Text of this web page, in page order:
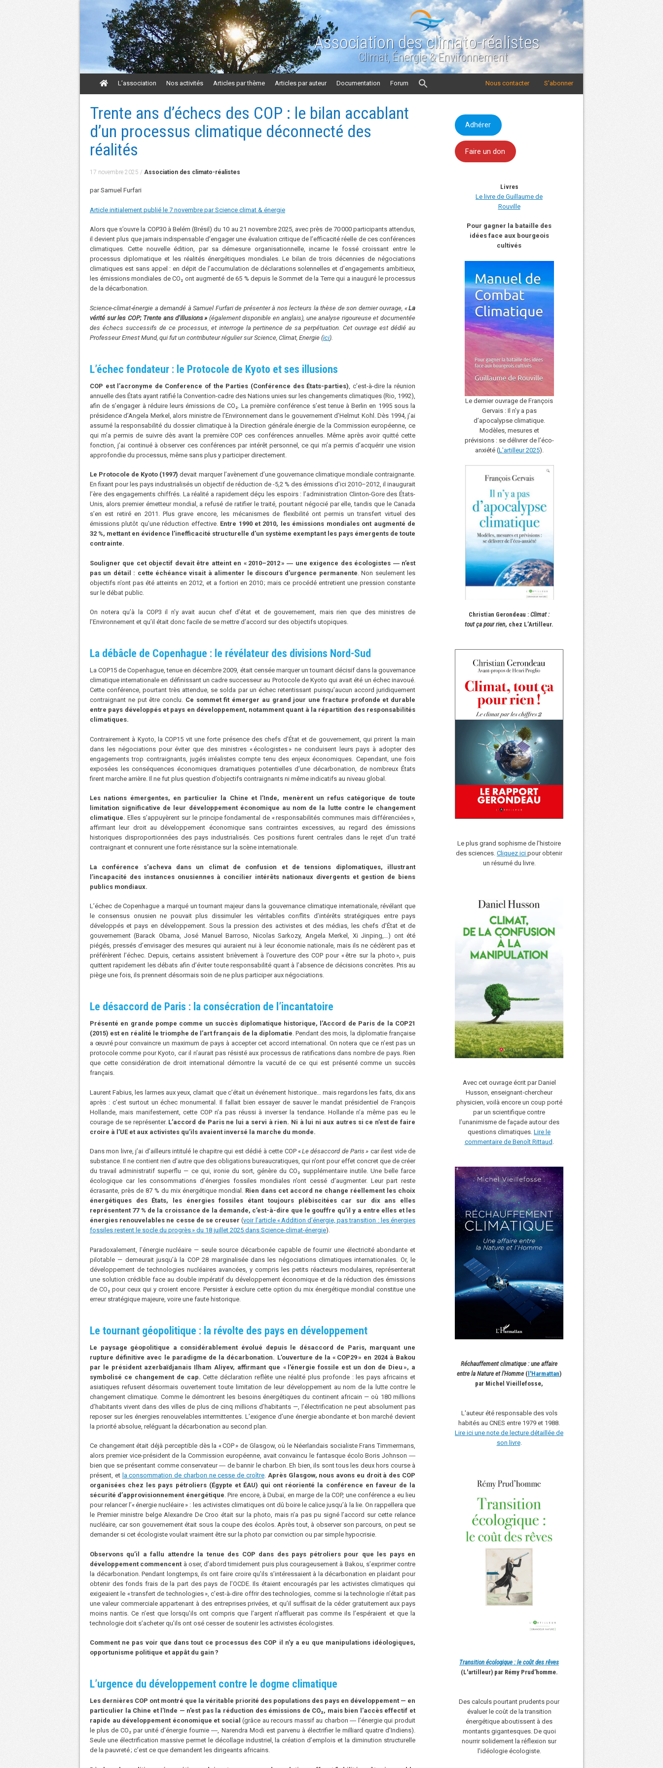
Association des climato-réalistes
Climat, Énergie & Environnement
L’association Nos activités Articles par thème Articles par auteur Documentation Forum S'abonner
Nous contacter
Trente ans d’échecs des COP : le bilan accablant
d’un processus climatique déconnecté des
réalités
17 novembre 2025 / Association des climato-réalistes
par Samuel Furfari
Article initialement publié le 7 novembre par Science climat & énergie
Alors que s’ouvre la COP30 à Belém (Brésil) du 10 au 21 novembre 2025, avec près de 70 000 participants attendus,
il devient plus que jamais indispensable d’engager une évaluation critique de l’efficacité réelle de ces conférences
climatiques. Cette nouvelle édition, par sa démesure organisationnelle, incarne le fossé croissant entre le
processus diplomatique et les réalités énergétiques mondiales. Le bilan de trois décennies de négociations
climatiques est sans appel : en dépit de l’accumulation de déclarations solennelles et d’engagements ambitieux,
les émissions mondiales de CO₂ ont augmenté de 65 % depuis le Sommet de la Terre qui a inauguré le processus
de la décarbonation.
Science-climat-énergie a demandé à Samuel Furfari de présenter à nos lecteurs la thèse de son dernier ouvrage, «La
vérité sur les COP; Trente ans d’illusions» (également disponible en anglais), une analyse rigoureuse et documentée
des échecs successifs de ce processus, et interroge la pertinence de sa perpétuation. Cet ouvrage est dédié au
Professeur Ernest Mund, qui fut un contributeur régulier sur Science, Climat, Energie (ici).
L’échec fondateur : le Protocole de Kyoto et ses illusions
COP est l’acronyme de Conference of the Parties (Conférence des États-parties) , c’est-à-dire la réunion
annuelle des États ayant ratifié la Convention-cadre des Nations unies sur les changements climatiques (Rio, 1992),
afin de s’engager à réduire leurs émissions de CO₂. La première conférence s’est tenue à Berlin en 1995 sous la
présidence d’Angela Merkel, alors ministre de l’Environnement dans le gouvernement d’Helmut Kohl. Dès 1994, j’ai
assumé la responsabilité du dossier climatique à la Direction générale énergie de la Commission européenne, ce
qui m’a permis de suivre dès avant la première COP ces conférences annuelles. Même après avoir quitté cette
fonction, j’ai continué à observer ces conférences par intérêt personnel, ce qui m’a permis d’acquérir une vision
approfondie du processus, même sans plus y participer directement.
Le Protocole de Kyoto (1997) devait marquer l’avènement d’une gouvernance climatique mondiale contraignante.
En fixant pour les pays industrialisés un objectif de réduction de -5,2 % des émissions d’ici 2010–2012, il inaugurait
l’ère des engagements chiffrés. La réalité a rapidement déçu les espoirs : l’administration Clinton-Gore des États-
Unis, alors premier émetteur mondial, a refusé de ratifier le traité, pourtant négocié par elle, tandis que le Canada
s’en est retiré en 2011. Plus grave encore, les mécanismes de flexibilité ont permis un transfert virtuel des
émissions plutôt qu’une réduction effective. Entre 1990 et 2010, les émissions mondiales ont augmenté de
32 %, mettant en évidence l’inefficacité structurelle d’un système exemptant les pays émergents de toute
contrainte.
Souligner que cet objectif devait être atteint en « 2010–2012» ― une exigence des écologistes ― n’est
pas un détail : cette échéance visait à alimenter le discours d’urgence permanente . Non seulement les
objectifs n’ont pas été atteints en 2012, et a fortiori en 2010 ; mais ce procédé entretient une pression constante
sur le débat public.
On notera qu’à la COP3 il n’y avait aucun chef d’état et de gouvernement, mais rien que des ministres de
l’Environnement et qu’il était donc facile de se mettre d’accord sur des objectifs utopiques.
La débâcle de Copenhague : le révélateur des divisions Nord-Sud
La COP15 de Copenhague, tenue en décembre 2009, était censée marquer un tournant décisif dans la gouvernance
climatique internationale en définissant un cadre successeur au Protocole de Kyoto qui avait été un échec inavoué.
Cette conférence, pourtant très attendue, se solda par un échec retentissant puisqu’aucun accord juridiquement
contraignant ne put être conclu. Ce sommet fit émerger au grand jour une fracture profonde et durable
entre pays développés et pays en développement, notamment quant à la répartition des responsabilités
climatiques.
Contrairement à Kyoto, la COP15 vit une forte présence des chefs d’État et de gouvernement, qui prirent la main
dans les négociations pour éviter que des ministres « écologistes » ne conduisent leurs pays à adopter des
engagements trop contraignants, jugés irréalistes compte tenu des enjeux économiques. Cependant, une fois
exposées les conséquences économiques dramatiques potentielles d’une décarbonation, de nombreux États
firent marche arrière. Il ne fut plus question d’objectifs contraignants ni même indicatifs au niveau global.
Les nations émergentes, en particulier la Chine et l’Inde, menèrent un refus catégorique de toute
limitation significative de leur développement économique au nom de la lutte contre le changement
climatique. Elles s’appuyèrent sur le principe fondamental de « responsabilités communes mais différenciées »,
affirmant leur droit au développement économique sans contraintes excessives, au regard des émissions
historiques disproportionnées des pays industrialisés. Ces positions furent centrales dans le rejet d’un traité
contraignant et connurent une forte résistance sur la scène internationale.
La conférence s’acheva dans un climat de confusion et de tensions diplomatiques, illustrant
l’incapacité des instances onusiennes à concilier intérêts nationaux divergents et gestion de biens
publics mondiaux.
L’échec de Copenhague a marqué un tournant majeur dans la gouvernance climatique internationale, révélant que
le consensus onusien ne pouvait plus dissimuler les véritables conflits d’intérêts stratégiques entre pays
développés et pays en développement. Sous la pression des activistes et des médias, les chefs d’État et de
gouvernement (Barack Obama, José Manuel Barroso, Nicolas Sarkozy, Angela Merkel, Xi Jinping,…) ont été
piégés, pressés d’envisager des mesures qui auraient nui à leur économie nationale, mais ils ne cédèrent pas et
préférèrent l’échec. Depuis, certains assistent brièvement à l’ouverture des COP pour « être sur la photo », puis
quittent rapidement les débats afin d’éviter toute responsabilité quant à l’absence de décisions concrètes. Pris au
piège une fois, ils prennent désormais soin de ne plus participer aux négociations.
Le désaccord de Paris : la consécration de l’incantatoire
Présenté en grande pompe comme un succès diplomatique historique, l’Accord de Paris de la COP21
(2015) est en réalité le triomphe de l’art français de la diplomatie. Pendant des mois, la diplomatie française
a œuvré pour convaincre un maximum de pays à accepter cet accord international. On notera que ce n’est pas un
protocole comme pour Kyoto, car il n’aurait pas résisté aux processus de ratifications dans nombre de pays. Rien
que cette considération de droit international démontre la vacuité de ce qui est présenté comme un succès
français.
Laurent Fabius, les larmes aux yeux, clamait que c’était un événement historique… mais regardons les faits, dix ans
après : c’est surtout un échec monumental. Il fallait bien essayer de sauver le mandat présidentiel de François
Hollande, mais manifestement, cette COP n’a pas réussi à inverser la tendance. Hollande n’a même pas eu le
courage de se représenter. L’accord de Paris ne lui a servi à rien. Ni à lui ni aux autres si ce n’est de faire
croire à l’UE et aux activistes qu’ils avaient inversé la marche du monde.
Dans mon livre, j’ai d’ailleurs intitulé le chapitre qui est dédié à cette COP «Le désaccord de Paris » car ilest vide de
substance. Il ne contient rien d’autre que des obligations bureaucratiques, qui n’ont pour effet concret que de créer
du travail administratif superflu — ce qui, ironie du sort, génère du CO₂ supplémentaire inutile. Une belle farce
écologique car les consommations d’énergies fossiles mondiales n’ont cessé d’augmenter. Leur part reste
écrasante, près de 87 % du mix énergétique mondial. Rien dans cet accord ne change réellement les choix
énergétiques des États, les énergies fossiles étant toujours plébiscitées car sur dix ans elles
représentent 77 % de la croissance de la demande, c’est-à-dire que le gouffre qu’il y a entre elles et les
énergies renouvelables ne cesse de se creuser(voir l’article « Addition d’énergie, pas transition : les énergies
fossiles restent le socle du progrès » du 18 juillet 2025 dans Science-climat-énergie).
Paradoxalement, l’énergie nucléaire — seule source décarbonée capable de fournir une électricité abondante et
pilotable — demeurait jusqu’à la COP 28 marginalisée dans les négociations climatiques internationales. Or, le
développement de technologies nucléaires avancées, y compris les petits réacteurs modulaires, représenterait
une solution crédible face au double impératif du développement économique et de la réduction des émissions
de CO₂ pour ceux qui y croient encore. Persister à exclure cette option du mix énergétique mondial constitue une
erreur stratégique majeure, voire une faute historique.
Le tournant géopolitique : la révolte des pays en développement
Le paysage géopolitique a considérablement évolué depuis le désaccord de Paris, marquant une
rupture définitive avec le paradigme de la décarbonation. L’ouverture de la « COP29» en 2024 à Bakou
par le président azerbaïdjanais Ilham Aliyev, affirmant que « l’énergie fossile est un don de Dieu », a
symbolisé ce changement de cap. Cette déclaration reflète une réalité plus profonde : les pays africains et
asiatiques refusent désormais ouvertement toute limitation de leur développement au nom de la lutte contre le
changement climatique. Comme le démontrent les besoins énergétiques du continent africain — où 180 millions
d’habitants vivent dans des villes de plus de cinq millions d’habitants —, l’électrification ne peut absolument pas
reposer sur les énergies renouvelables intermittentes. L’exigence d’une énergie abondante et bon marché devient
la priorité absolue, reléguant la décarbonation au second plan.
Ce changement était déjà perceptible dès la « COP » de Glasgow, où le Néerlandais socialiste Frans Timmermans,
alors premier vice-président de la Commission européenne, avait convaincu le fantasque écolo Boris Johnson ―
bien que se présentant comme conservateur ― de bannir le charbon. Eh bien, ils sont tous les deux hors course à
présent, et la consommation de charbon ne cesse de croître. Après Glasgow, nous avons eu droit à des COP
organisées chez les pays pétroliers (Égypte et ÉAU) qui ont réorienté la conférence en faveur de la
sécurité d’approvisionnement énergétique. Pire encore, à Dubaï, en marge de la COP, une conférence a eu lieu
pour relancer l’« énergie nucléaire » : les activistes climatiques ont dû boire le calice jusqu’à la lie. On rappellera que
le Premier ministre belge Alexandre De Croo était sur la photo, mais n’a pas pu signé l’accord sur cette relance
nucléaire, car son gouvernement était sous la coupe des écolos. Après tout, à observer son parcours, on peut se
demander si cet écologiste voulait vraiment être sur la photo par conviction ou par simple hypocrisie.
Observons qu’il a fallu attendre la tenue des COP dans des pays pétroliers pour que les pays en
développement commencent à oser, d’abord timidement puis plus courageusement à Bakou, s’exprimer contre
la décarbonation. Pendant longtemps, ils ont faire croire qu’ils s’intéressaient à la décarbonation en plaidant pour
obtenir des fonds frais de la part des pays de l’OCDE. Ils étaient encouragés par les activistes climatiques qui
exigeaient le « transfert de technologies », c’est-à-dire offrir des technologies, comme si la technologie n’était pas
une valeur commerciale appartenant à des entreprises privées, et qu’il suffisait de la céder gratuitement aux pays
moins nantis. Ce n’est que lorsqu’ils ont compris que l’argent n’affluerait pas comme ils l’espéraient et que la
technologie doit s’acheter qu’ils ont osé cesser de soutenir les activistes écologistes.
Comment ne pas voir que dans tout ce processus des COP il n’y a eu que manipulations idéologiques,
opportunisme politique et appât du gain ?
L’urgence du développement contre le dogme climatique
Les dernières COP ont montré que la véritable priorité des populations des pays en développement — en
particulier la Chine et l’Inde — n’est pas la réduction des émissions de CO₂, mais bien l’accès effectif et
rapide au développement économique et social (grâce au recours massif au charbon ― l’énergie qui produit
le plus de CO₂ par unité d’énergie fournie ―, Narendra Modi est parvenu à électrifier le milliard quatre d’Indiens).
Seule une électrification massive permet le décollage industriel, la création d’emplois et la diminution structurelle
de la pauvreté ; c’est ce que demandent les dirigeants africains.
Adhérer
Faire un don
Livres
Le livre de Guillaume de
Rouville
Pour gagner la bataille des
idées face aux bourgeois
cultivés
Le dernier ouvrage de François
Gervais : Il n’y a pas
d’apocalypse climatique.
Modèles, mesures et
prévisions : se délivrer de l’éco-
anxiété (L'artilleur 2025).
Christian Gerondeau : Climat :
tout ça pour rien, chez L’Artilleur.
Le plus grand sophisme de l'histoire
des sciences. Cliquez ici pour obtenir
un résumé du livre.
Avec cet ouvrage écrit par Daniel
Husson, enseignant-chercheur
physicien, voilà encore un coup porté
par un scientifique contre
l’unanimisme de façade autour des
questions climatiques. Lire le
commentaire de Benoît Rittaud
Réchauffement climatique : une affaire
entre la Nature et l'Homme (l'Harmattan)
par Michel Vieillefosse,
L'auteur été responsable des vols
habités au CNES entre 1979 et 1988.
Lire ici une note de lecture détaillée de
son livre.
Transition écologique : le coût des rêves
(L'artilleur) par Rémy Prud’homme.
Des calculs pourtant prudents pour
évaluer le coût de la transition
énergétique aboutissent à des
montants gigantesques. De quoi
nourrir solidement la réflexion sur
l’idéologie écologiste.